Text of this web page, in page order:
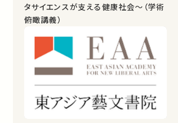
タサイエンスが支える健康社会～（学術
俯瞰講義）